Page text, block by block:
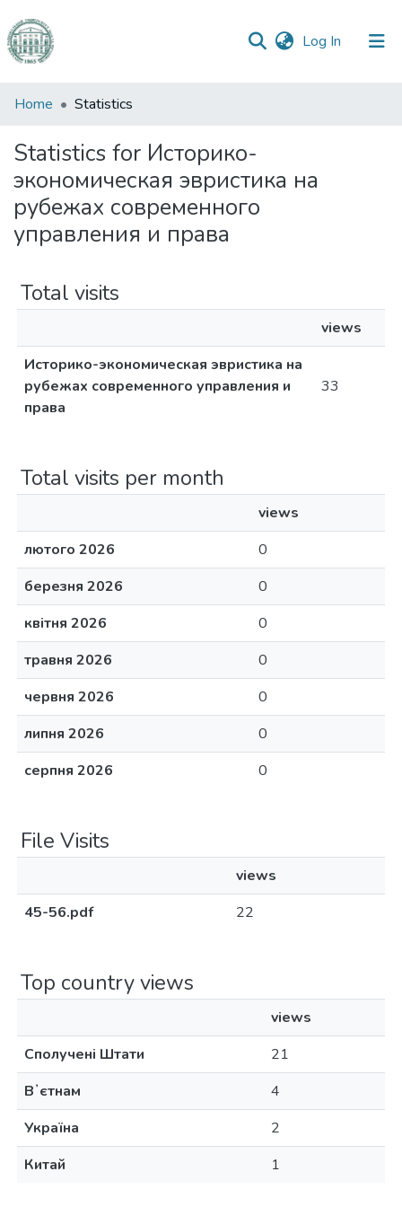
Log In (current)
Communities
Collections
All of DSpace
Home Statistics
Statistics for Историко-
экономическая эвристика на
рубежах современного
управления и права
Total visits
views
Историко-экономическая эвристика на
рубежах современного управления и
права
33
Total visits per month
views
лютого 2026
0
березня 2026
0
квітня 2026
0
травня 2026
0
червня 2026
0
липня 2026
0
серпня 2026
0
File Visits
views
45-56.pdf
22
Top country views
views
Сполучені Штати
21
Вʼєтнам
4
Україна
2
Китай
1